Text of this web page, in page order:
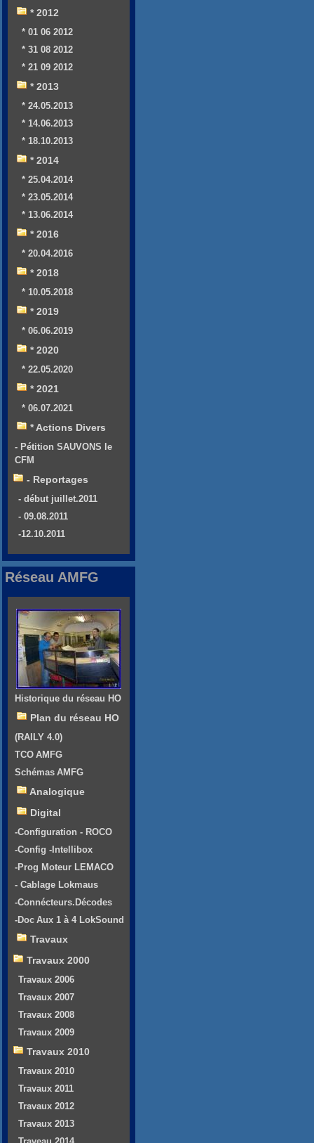
* 2012
* 01 06 2012
* 31 08 2012
* 21 09 2012
* 2013
* 24.05.2013
* 14.06.2013
* 18.10.2013
* 2014
* 25.04.2014
* 23.05.2014
* 13.06.2014
* 2016
* 20.04.2016
* 2018
* 10.05.2018
* 2019
* 06.06.2019
* 2020
* 22.05.2020
* 2021
* 06.07.2021
* Actions Divers
- Pétition SAUVONS le
CFM
- Reportages
- début juillet.2011
- 09.08.2011
-12.10.2011
Réseau AMFG
Historique du réseau HO
Plan du réseau HO
(RAILY 4.0)
TCO AMFG
Schémas AMFG
Analogique
Digital
-Configuration - ROCO
-Config -Intellibox
-Prog Moteur LEMACO
- Cablage Lokmaus
-Connécteurs.Décodes
-Doc Aux 1 à 4 LokSound
Travaux
Travaux 2000
Travaux 2006
Travaux 2007
Travaux 2008
Travaux 2009
Travaux 2010
Travaux 2010
Travaux 2011
Travaux 2012
Travaux 2013